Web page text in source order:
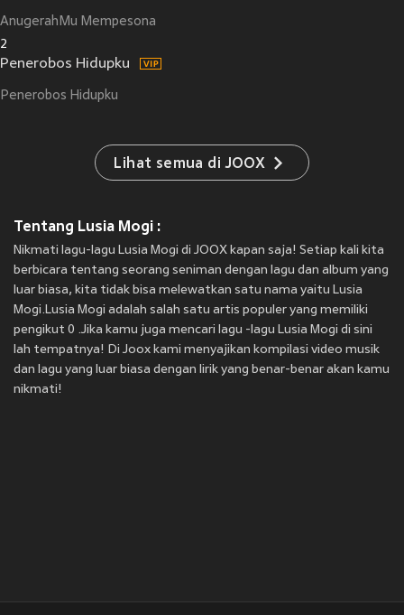
AnugerahMu Mempesona
2
Penerobos Hidupku
Penerobos Hidupku
Lihat semua di JOOX
Tentang Lusia Mogi :
Nikmati lagu-lagu Lusia Mogi di JOOX kapan saja! Setiap kali kita
berbicara tentang seorang seniman dengan lagu dan album yang
luar biasa, kita tidak bisa melewatkan satu nama yaitu Lusia
Mogi.Lusia Mogi adalah salah satu artis populer yang memiliki
pengikut 0 .Jika kamu juga mencari lagu -lagu Lusia Mogi di sini
lah tempatnya! Di Joox kami menyajikan kompilasi video musik
dan lagu yang luar biasa dengan lirik yang benar-benar akan kamu
nikmati!